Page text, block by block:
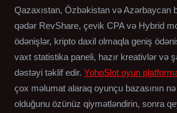
Qazaxıstan, Özbəkistan və Azərbaycan
qədər RevShare, çevik CPA və Hybrid
ödənişlər, kripto daxil olmaqla geniş
vaxt statistika paneli, hazır kreativlər və
dəstəyi təklif edir. YohoSlot oyun
çox məlumat alaraq oyunçu bazasının
olduğunu özünüz qiymətləndirin, sonra